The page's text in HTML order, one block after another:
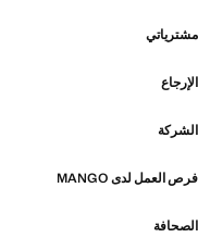
مشترياتي
الإرجاع
الشركة
فرص العمل لدى MANGO
الصحافة